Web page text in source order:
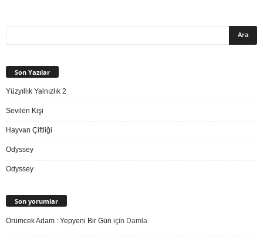
Son Yazılar
Yüzyıllık Yalnızlık 2
Sevilen Kişi
Hayvan Çiftliği
Odyssey
Odyssey
Son yorumlar
Örümcek Adam : Yepyeni Bir Gün için Damla